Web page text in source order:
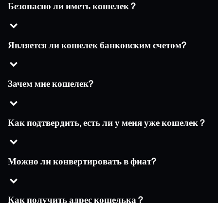
Безопасно ли иметь кошелек ?
Является ли кошелек банковским счетом?
Зачем мне кошелек?
Как подтвердить, есть ли у меня уже кошелек ?
Можно ли конвертировать в фиат?
Как получить адрес кошелька ?